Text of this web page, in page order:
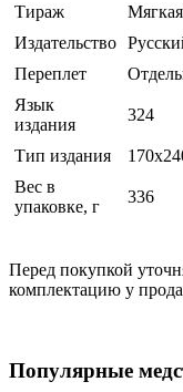
Тираж
Издательство
Переплет
Язык
издания
324
Тип издания
Вес в
упаковке, г
336
Перед покупкой
комплектацию у
Популярные